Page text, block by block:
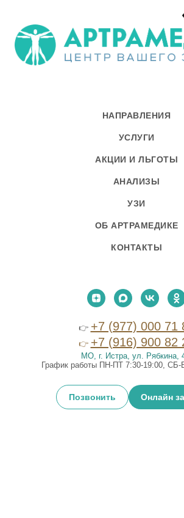
НАПРАВЛЕНИЯ
УСЛУГИ
АКЦИИ И ЛЬГОТЫ
АНАЛИЗЫ
УЗИ
ОБ АРТРАМЕДИКЕ
КОНТАКТЫ
👉 +7 (977) 000 71
👉 +7 (916) 900 82
МО, г. Истра, ул. Рябкина,
График работы ПН-ПТ 7:30-19:00, СБ-
Позвонить Онлайн